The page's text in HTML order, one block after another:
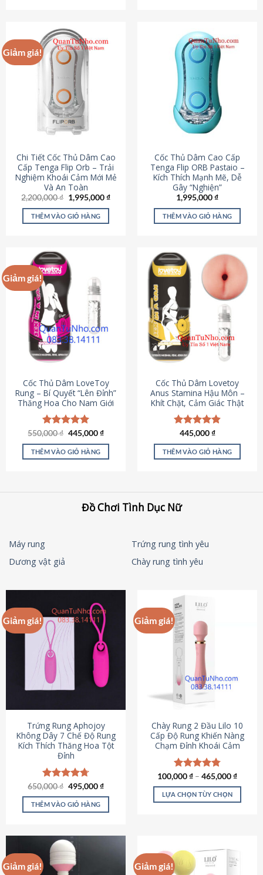
Giảm giá!
Chi Tiết Cốc Thủ Dâm Cao
Cấp Tenga Flip Orb – Trải
Nghiệm Khoái Cảm Mới Mẻ
Và An Toàn
2,200,000₫ Giá
gốc
là:
2,200,000 ₫.
1,995,000₫Giá
THÊM VÀO GIỎ HÀNG
Cốc Thủ Dâm Cao Cấp
Tenga Flip ORB Pastaio –
Kích Thích Mạnh Mẽ, Dễ
Gây “Nghiện”
1,995,000₫
THÊM VÀO GIỎ HÀNG
Giảm giá!
Cốc Thủ Dâm LoveToy
Rung – Bí Quyết “Lên Đỉnh”
Thăng Hoa Cho Nam Giới
Được xếp
hạng5.00
5 sao
550,000₫ Giá
là:
550,000 ₫.
445,000₫Giá
tại
THÊM VÀO GIỎ HÀNG
Cốc Thủ Dâm Lovetoy
Anus Stamina Hậu Môn –
Khít Chặt, Cảm Giác Thật
Được xếp
hạng4.84
5 sao
445,000₫
THÊM VÀO GIỎ HÀNG
Đồ Chơi Tình Dục Nữ
Máy rung
Trứng rung tình yêu
Dương vật giả
Chày rung tình yêu
Giảm giá!
Trứng Rung Aphojoy
Không Dây 7 Chế Độ Rung
Kích Thích Thăng Hoa Tột
Đỉnh
Được xếp
hạng4.72
5 sao
650,000₫ Giá
là:
650,000 ₫.
495,000₫Giá
tại
495,000 ₫.
THÊM VÀO GIỎ HÀNG
Giảm giá!
Chày Rung 2 Đầu Lilo 10
Cấp Độ Rung Khiến Nàng
Chạm Đỉnh Khoái Cảm
Được xếp
hạng4.80
5 sao
100,000₫ – 465,000₫
LỰA CHỌN TÙY CHỌN
nhiều
biến
Giảm giá! Giảm giá!